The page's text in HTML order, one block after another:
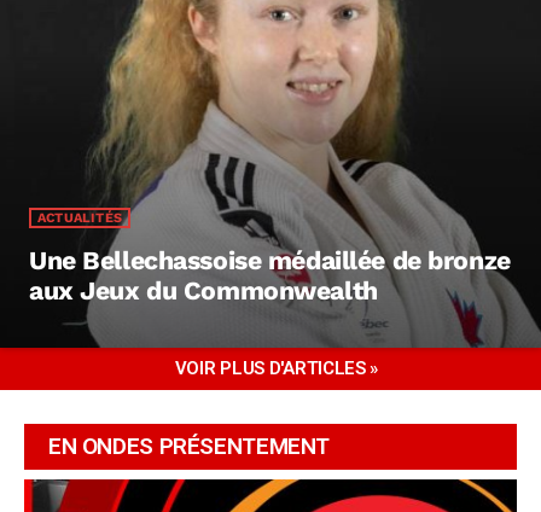
ACTUALITÉS
Une Bellechassoise médaillée de bronze
aux Jeux du Commonwealth
VOIR PLUS D'ARTICLES »
EN ONDES PRÉSENTEMENT